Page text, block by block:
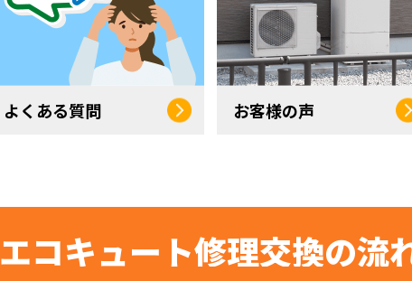
よくある質問 お客様の声
エコキュート修理交換の流